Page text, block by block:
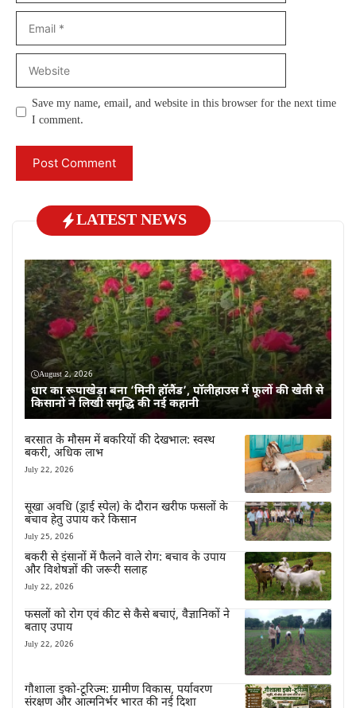
Save my name, email, and website in this browser for the next time
I comment.
LATEST NEWS
August 2, 2026
धार का रूपाखेड़ा बना ‘मिनी हॉलैंड’, पॉलीहाउस में फूलों की खेती से
किसानों ने लिखी समृद्धि की नई कहानी
बरसात के मौसम में बकरियों की देखभाल: स्वस्थ
बकरी, अधिक लाभ
July 22, 2026
सूखा अवधि (ड्राई स्पेल) के दौरान खरीफ फसलों के
बचाव हेतु उपाय करे किसान
July 25, 2026
बकरी से इंसानों में फैलने वाले रोग: बचाव के उपाय
और विशेषज्ञों की जरूरी सलाह
July 22, 2026
फसलों को रोग एवं कीट से कैसे बचाएं, वैज्ञानिकों ने
बताए उपाय
July 22, 2026
गौशाला इको-टूरिज्म: ग्रामीण विकास, पर्यावरण
संरक्षण और आत्मनिर्भर भारत की नई दिशा